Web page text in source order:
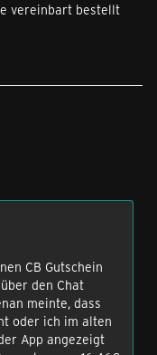
vereinbart bestellt
CB Gutschein
den Chat
meinte, dass
oder ich im alten
App angezeigt